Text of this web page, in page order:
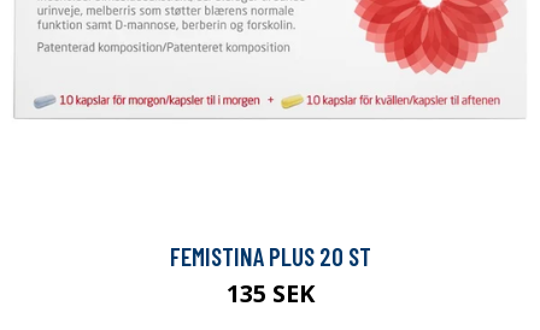
FEMISTINA PLUS 20 ST
135 SEK